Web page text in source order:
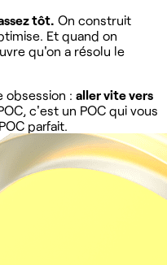
tôt. On construit
Et quand on
qu'on a résolu le
obsession : aller vite vers
c'est un POC qui vous
parfait.